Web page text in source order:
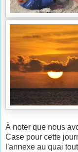
À noter que nous
Case pour cette
l'annexe au quai